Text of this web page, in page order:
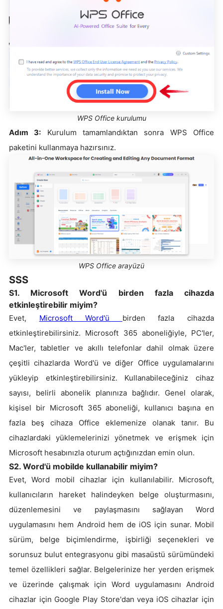
WPS Office kurulumu
Adım 3: Kurulum tamamlandıktan sonra WPS Office
paketini kullanmaya hazırsınız.
WPS Office arayüzü
SSS
S1. Microsoft Word'ü birden fazla cihazda
etkinleştirebilir miyim?
Evet, Microsoft Word'ü birden fazla cihazda
etkinleştirebilirsiniz. Microsoft 365 aboneliğiyle, PC'ler,
Mac'ler, tabletler ve akıllı telefonlar dahil olmak üzere
çeşitli cihazlarda Word'ü ve diğer Office uygulamalarını
yükleyip etkinleştirebilirsiniz. Kullanabileceğiniz cihaz
sayısı, belirli abonelik planınıza bağlıdır. Genel olarak,
kişisel bir Microsoft 365 aboneliği, kullanıcı başına en
fazla beş cihaza Office eklemenize olanak tanır. Bu
cihazlardaki yüklemelerinizi yönetmek ve erişmek için
Microsoft hesabınızla oturum açtığınızdan emin olun.
S2. Word'ü mobilde kullanabilir miyim?
Evet, Word mobil cihazlar için kullanılabilir. Microsoft,
kullanıcıların hareket halindeyken belge oluşturmasını,
düzenlemesini ve paylaşmasını sağlayan Word
uygulamasını hem Android hem de iOS için sunar. Mobil
sürüm, belge biçimlendirme, işbirliği seçenekleri ve
sorunsuz bulut entegrasyonu gibi masaüstü sürümündeki
temel özellikleri sağlar. Belgelerinize her yerden erişmek
ve üzerinde çalışmak için Word uygulamasını Android
cihazlar için Google Play Store'dan veya iOS cihazlar için